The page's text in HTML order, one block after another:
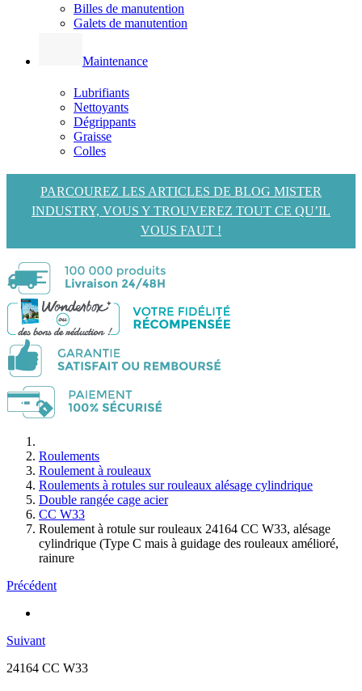
Billes de manutention
Galets de manutention
Maintenance
Lubrifiants
Nettoyants
Dégrippants
Graisse
Colles
PARCOUREZ LES ARTICLES DE BLOG MISTER
INDUSTRY, VOUS Y TROUVEREZ TOUT CE QU’IL
VOUS FAUT !
Roulements
Roulement à rouleaux
Roulements à rotules sur rouleaux alésage cylindrique
Double rangée cage acier
CC W33
Roulement à rotule sur rouleaux 24164 CC W33, alésage
cylindrique (Type C mais à guidage des rouleaux amélioré,
rainure
Précédent
Suivant
24164 CC W33